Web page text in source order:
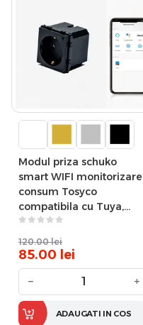
Modul priza schuko
smart WIFI monitorizare
consum Tosyco
compatibila cu Tuya,
Google Home, Amazon
Alexa
120.00 lei
85.00 lei
− +
ADAUGATI IN COS